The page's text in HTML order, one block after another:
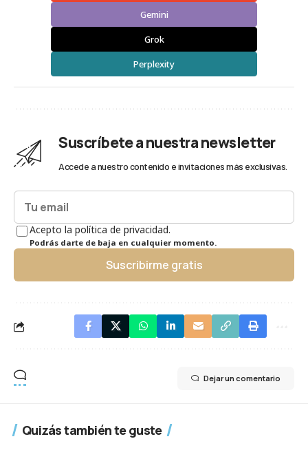
Gemini
Grok
Perplexity
Suscríbete a nuestra newsletter
Accede a nuestro contenido e invitaciones más exclusivas.
Acepto la política de privacidad.
Podrás darte de baja en cualquier momento.
Suscribirme gratis
Dejar un comentario
Quizás también te guste